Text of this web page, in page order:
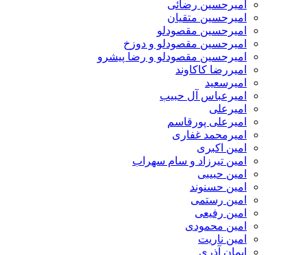
امیرحسین رضائی
امیرحسین متقیان
امیرحسین مقصودلو
امیرحسین مقصودلو و دوزخ
امیرحسین مقصودلو و رضا پیشرو
امیررضا کاکاوند
امیرسعید
امیرعباس آل حبیب
امیرعلی
امیرعلی پورقاسم
امیرمحمد غفاری
امین اکبری
امین تیرزاد و سام سهراب
امین حبیبی
امین حسنوند
امین رستمی
امین رفیعی
امین محمودی
امین ناریت
ایمان آذری